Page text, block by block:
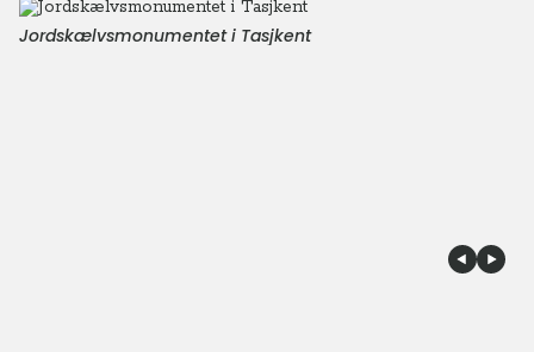
Jordskælvsmonumentet i Tasjkent